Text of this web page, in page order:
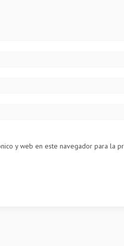
y web en este navegador para la